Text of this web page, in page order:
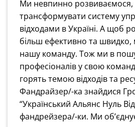
Ми невпинно
трансформувати систему
відходами в Україні. А щоб
більш ефективно та
нашу команду. Тож ми в
професіоналів у свою
горять темою відходів та
Фандрайзер/-ка знайдися
“Український Альянс Нуль
фандрейзера/-ки. Ми